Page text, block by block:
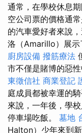
通常，在學校休息
空公司票的價格通
的汽車愛好者來說
洛（Amarillo）展示
廚房設備 撥筋療法
市不僅是賭博的惡
東徵信社 商業登記
庭成員都被幸運的
來說，一年後，學
停車場吃飯。 墓地
Halton）少年來到